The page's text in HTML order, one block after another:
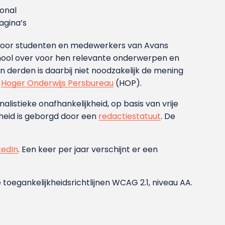
studenten en medewerkers van Avans
over voor hen relevante onderwerpen en
is daarbij niet noodzakelijk de mening
Hoger Onderwijs Persbureau (HOP).
onafhankelijkheid, op basis van vrije
is geborgd door een redactiestatuut. De
. Een keer per jaar verschijnt er een
WCAG 2.1, niveau AA.